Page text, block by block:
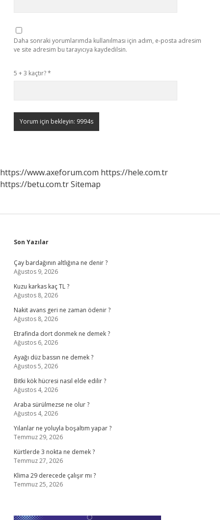
Daha sonraki yorumlarımda kullanılması için adım, e-posta adresim
ve site adresim bu tarayıcıya kaydedilsin.
5 + 3 kaçtır?*
https://www.axeforum.com https://hele.com.tr
https://betu.com.trSitemap
Sidebar
Son Yazılar
Çay bardağının altlığına ne denir ?
Ağustos 9, 2026
Kuzu karkas kaç TL ?
Ağustos 8, 2026
Nakit avans geri ne zaman ödenir ?
Ağustos 8, 2026
Etrafinda dort donmek ne demek ?
Ağustos 6, 2026
Ayağı düz bassın ne demek ?
Ağustos 5, 2026
Bitki kök hücresi nasıl elde edilir ?
Ağustos 4, 2026
Araba sürülmezse ne olur ?
Ağustos 4, 2026
Yılanlar ne yoluyla boşaltım yapar ?
Temmuz 29, 2026
Kürtlerde 3 nokta ne demek ?
Temmuz 27, 2026
Klima 29 derecede çalışır mı ?
Temmuz 25, 2026